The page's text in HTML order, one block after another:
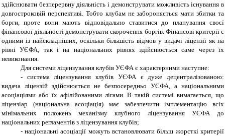
здійснювати безперервну діяльність і демонструвати можливість існування в
довгостроковій перспективі. Тобто клубам не забороняється мати збитки та
борги, проте вони мають відповідально ставитися до планування своєї
фінансової діяльності демонструвати скорочення боргів. Фінансові критерії є
одними із найскладніших, оскільки більшість відмов у видачі ліцензії як на
рівні УЄФА, так і на національних рівнях здійснюється саме через їх
невиконання.
Для системи ліцензування клубів УЄФА є характерними наступне:
- система ліцензування клубів УЄФА є дуже децентралізованою:
видача ліцензій здійснюється не безпосередньо УЄФА, а національними
асоціаціями або їх афілійованими лігами. В такій системі вимагається, що
ліцензіар (національна асоціація) має забезпечити імплементацію всіх
мінімальних положень механізму клубного ліцензування УЄФА до
національних регламентів з ліцензування клубів;
- національні асоціації можуть встановлювати більш жорсткі критерії